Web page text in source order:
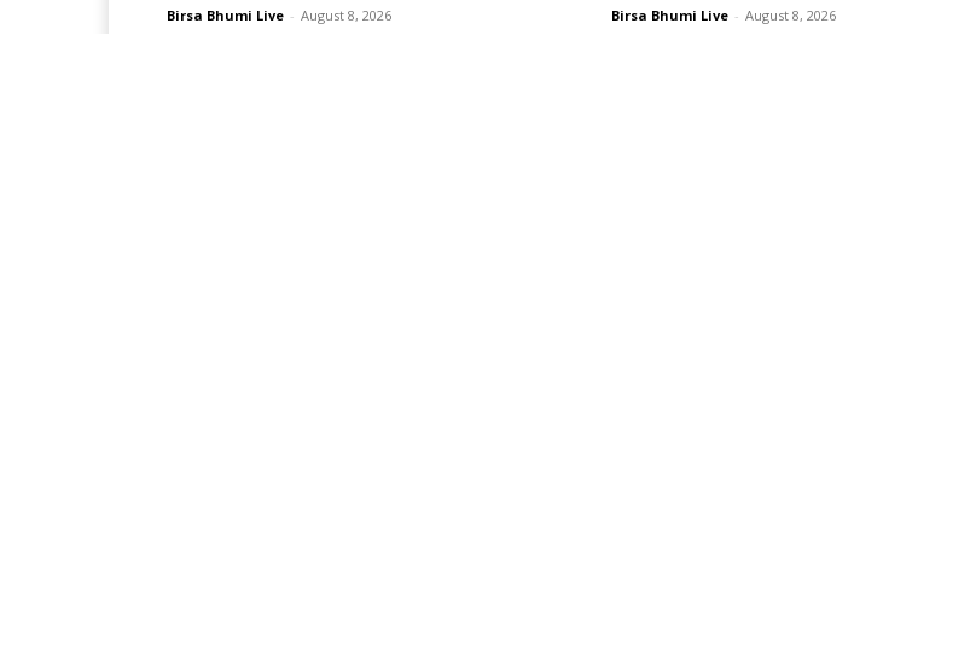
Birsa Bhumi Live - August 8, 2026 Birsa Bhumi Live - August 8, 2026